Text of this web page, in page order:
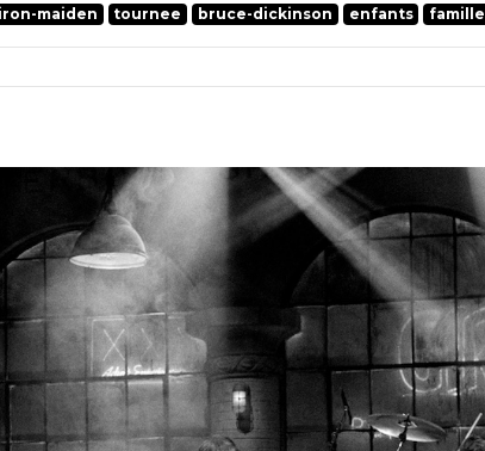
iron-maiden tournee bruce-dickinson enfants famille